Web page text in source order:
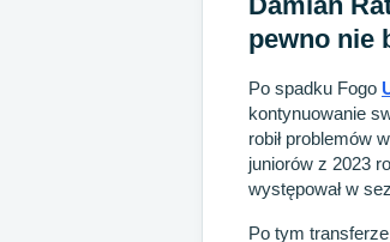
pewno nie
Po spadku Fogo
kontynuowanie
robił problemów
juniorów z 2023
występował w
Po tym